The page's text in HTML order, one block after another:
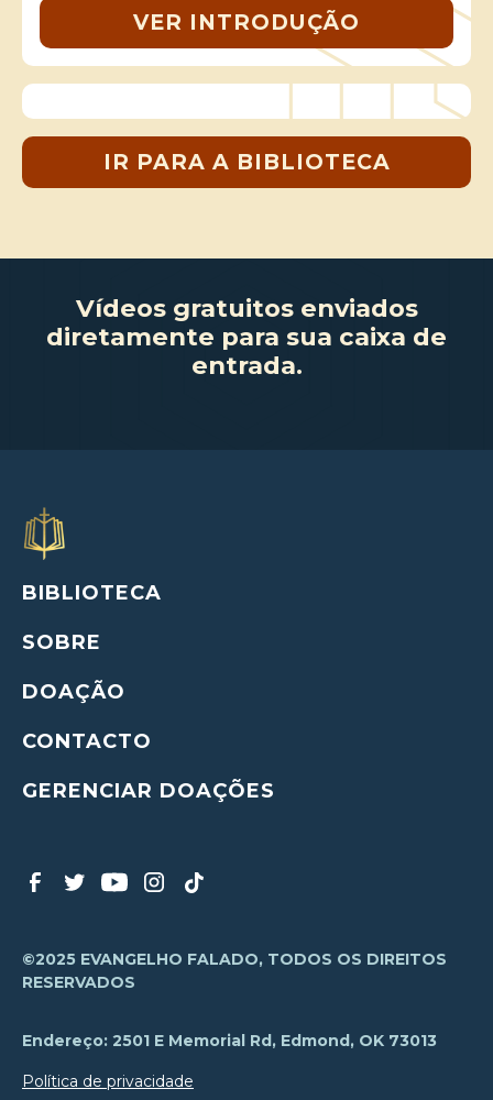
VER INTRODUÇÃO
IR PARA A BIBLIOTECA
Vídeos gratuitos enviados
diretamente para sua caixa de
entrada.
BIBLIOTECA
SOBRE
DOAÇÃO
CONTACTO
GERENCIAR DOAÇÕES
©2025 EVANGELHO FALADO, TODOS OS DIREITOS
RESERVADOS
Endereço: 2501 E Memorial Rd, Edmond, OK 73013
Política de privacidade